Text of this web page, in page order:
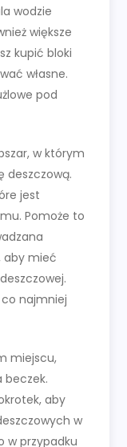
wodzie
większe
kupić bloki
własne.
pod
w którym
deszczową.
jest
Pomoże to
aby mieć
najmniej
miejscu,
beczek.
aby
w
w przypadku